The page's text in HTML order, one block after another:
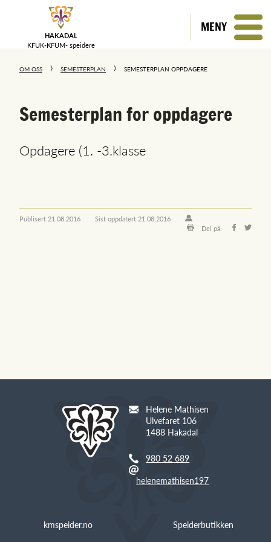
HAKADAL
KFUK-KFUM- speidere
MENY
OM OSS SEMESTERPLAN SEMESTERPLAN OPPDAGERE
Semesterplan for oppdagere
Opdagere (1. -3.klasse
Publisert 21.08.2016 Sist oppdatert 21.08.2016
Del på:
Helene Mathisen
Ulvefaret 106
1488 Hakadal
980 52 689
helenemathisen1979@gmail.com
kmspeider.no Speiderbutikken